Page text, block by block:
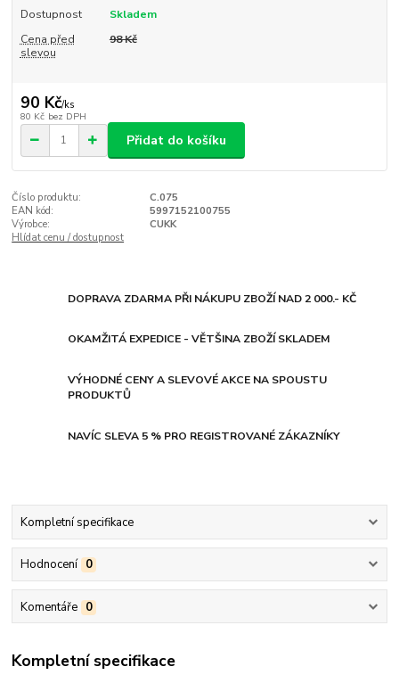
Dostupnost
Skladem
Cena před
slevou
98 Kč
90 Kč/ks
80 Kč bez DPH
Přidat do košíku
Číslo produktu:
C.075
EAN kód:
5997152100755
Výrobce:
CUKK
Hlídat cenu / dostupnost
DOPRAVA ZDARMA PŘI NÁKUPU ZBOŽÍ NAD 2 000.- KČ
OKAMŽITÁ EXPEDICE - VĚTŠINA ZBOŽÍ SKLADEM
VÝHODNÉ CENY A SLEVOVÉ AKCE NA SPOUSTU
PRODUKTŮ
NAVÍC SLEVA 5 % PRO REGISTROVANÉ ZÁKAZNÍKY
Kompletní specifikace
Hodnocení 0
Komentáře 0
Kompletní specifikace